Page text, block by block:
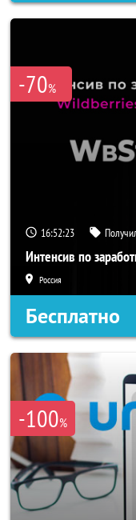
-70%
16:52:22
Интенсив по
Россия
Бесплатно
-100%